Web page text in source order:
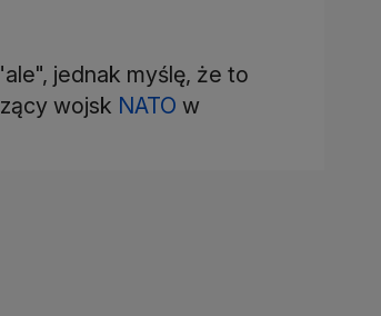
jednak myślę, że to
wojsk NATO w